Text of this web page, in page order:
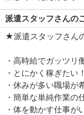
派遣スタッフさんの
★派遣スタッフさん
・高時給でガッツリ
・とにかく稼ぎたい！
・休みが多い職場が
・簡単な単純作業の
・体を動かす仕事が